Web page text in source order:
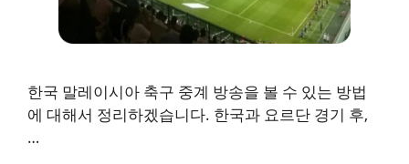
한국 말레이시아 축구 중계 방송을 볼 수 있는 방법
에 대해서 정리하겠습니다. 한국과 요르단 경기 후,
…